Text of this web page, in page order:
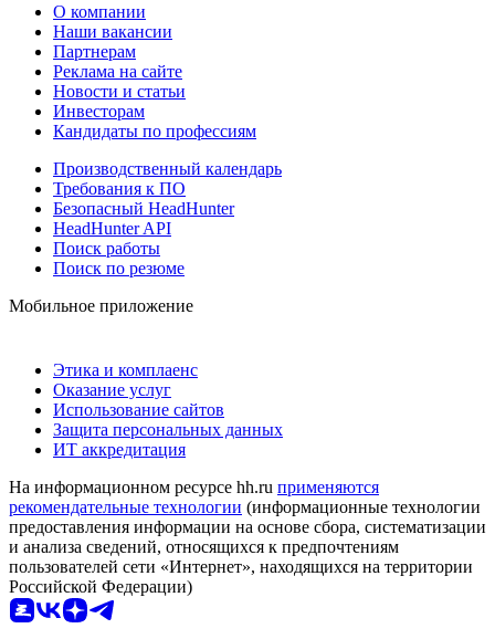
О компании
Наши вакансии
Партнерам
Реклама на сайте
Новости и статьи
Инвесторам
Кандидаты по профессиям
Производственный календарь
Требования к ПО
Безопасный HeadHunter
HeadHunter API
Поиск работы
Поиск по резюме
Мобильное приложение
Этика и комплаенс
Оказание услуг
Использование сайтов
Защита персональных данных
ИТ аккредитация
На информационном ресурсе hh.ru применяются
рекомендательные технологии (информационные технологии
предоставления информации на основе сбора, систематизации
и анализа сведений, относящихся к предпочтениям
пользователей сети «Интернет», находящихся на территории
Российской Федерации)